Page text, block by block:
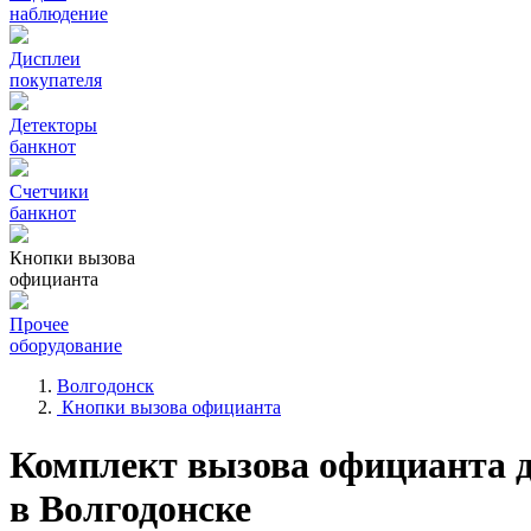
наблюдение
Дисплеи
покупателя
Детекторы
банкнот
Счетчики
банкнот
Кнопки вызова
официанта
Прочее
оборудование
Волгодонск
Кнопки вызова официанта
Комплект вызова официанта
в Волгодонске